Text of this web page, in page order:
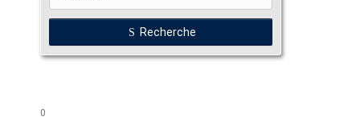
Recherche
0